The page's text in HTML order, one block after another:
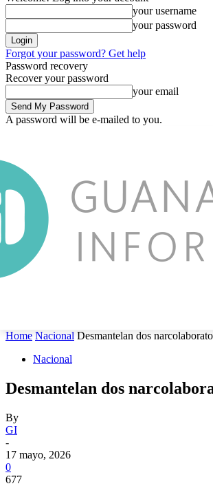
your username
your password
Forgot your password? Get help
Password recovery
Recover your password
your email
A password will be e-mailed to you.
Home Nacional Desmantelan dos
Nacional
Desmantelan dos
By
GI
-
17 mayo, 2026
0
677